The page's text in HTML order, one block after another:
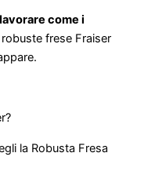
lavorare come i
frese Fraiser
la Robusta Fresa